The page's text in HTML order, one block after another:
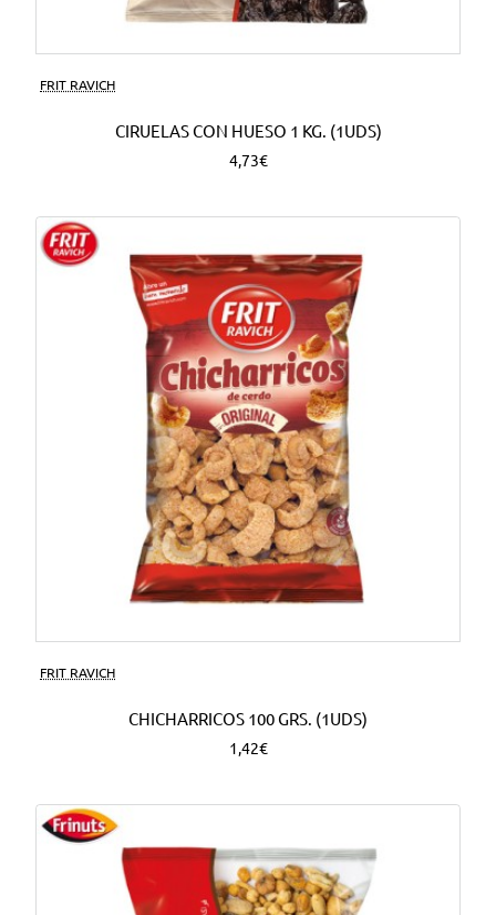
FRIT RAVICH
CIRUELAS CON HUESO 1 KG. (1UDS)
4,73€
FRIT RAVICH
CHICHARRICOS 100 GRS. (1UDS)
1,42€